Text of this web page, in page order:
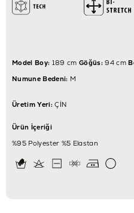
Model Boy: 189 cm Göğüs:94 cm
Numune Bedeni: M
Üretim Yeri:ÇİN
Ürün İçeriği
%95 Polyester %5 Elastan